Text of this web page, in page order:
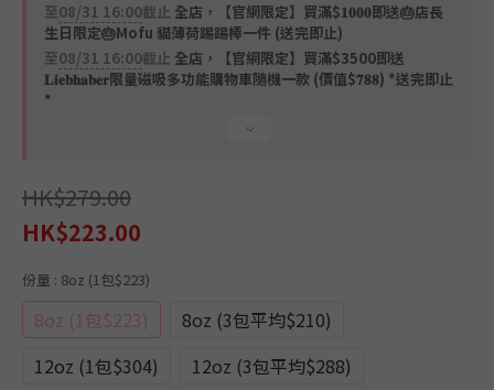
至08/31 16:00截止 全店，【官網限定】買滿$𝟏𝟎𝟎𝟎即送🎂店長
生日限定🎂Mofu 貓薄荷踢踢棒一件 (送完即止)
至08/31 16:00截止 全店，【官網限定】買滿$3500即送
𝐋𝐢𝐞𝐛𝐡𝐚𝐛𝐞𝐫限量磁吸多功能購物車隨機一款 (價值$𝟕𝟖𝟖) *送完即止
*
HK$279.00
HK$223.00
份量 : 8oz (1包$223)
8oz (1包$223)
8oz (3包平均$210)
12oz (1包$304)
12oz (3包平均$288)